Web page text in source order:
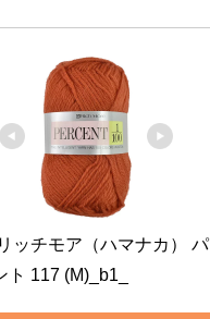
ッチモア（ハマナカ） パ
ト 117 (M)_b1_